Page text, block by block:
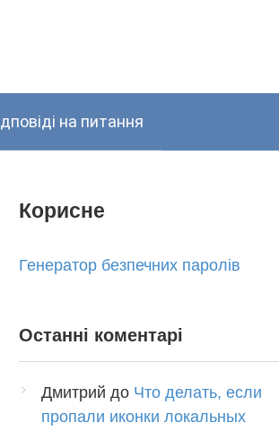
на питання
Корисне
Генератор безпечних паролів
Останні коментарі
Дмитрий до Что делать, если
пропали иконки локальных